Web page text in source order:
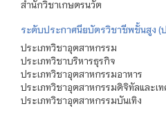
สำนักวิชาเกษตรนวัต
ระดับประกาศนียบัตรวิชาชีพชั้นสูง (
ประเภทวิชาอุตสาหกรรม
ประเภทวิชาบริหารธุรกิจ
ประเภทวิชาอุตสาหกรรมอาหาร
ประเภทวิชาอุตสาหกรรมดิจิทัลและเท
ประเภทวิชาอุตสาหกรรมบันเทิง